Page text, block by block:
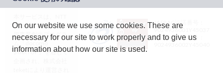
ドコモグループの新
規事業創出プログラ
ム「docomo
STARTUP」を通じて
JASRAC許諾番号：
9024936001Y45037
JASRAC許諾番号：
On our website we use some cookies. These are
necessary for our site to work properly and to give us
information about how our site is used.